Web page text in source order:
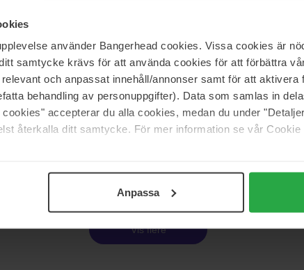
använder Bangerhead cookies. Vissa cookies är
samtycke krävs för att använda cookies för att förbättra
och anpassat innehåll/annonser samt för att aktivera
behandling av personuppgifter). Data som samlas in
accepterar du alla cookies, medan du under
återkalla ditt samtycke. För mer information se vår
Anpassa
Lip Balm Coconut
Ikke på lager
Burt's Bees
Lip Balm Duo
72 kr
Side 1 af 2 Næste
Vis flere